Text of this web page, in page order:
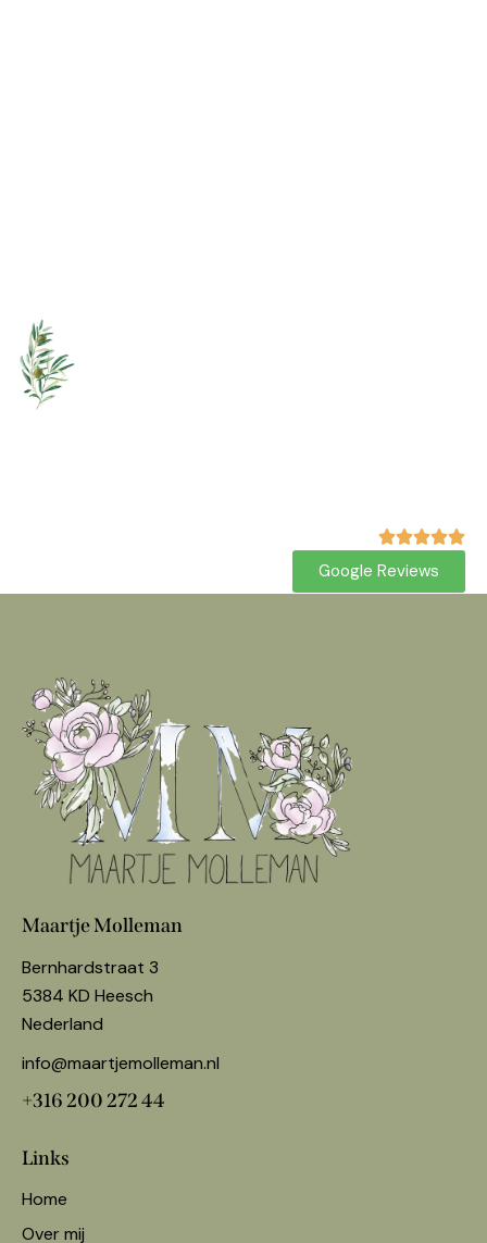
Google Reviews
Maartje Molleman
Bernhardstraat 3
5384 KD Heesch
Nederland
info@maartjemolleman.nl
+316 200 272 44
Links
Home
Over mij